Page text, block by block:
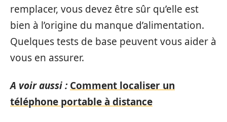
remplacer, vous devez être sûr qu’elle est
bien à l’origine du manque d’alimentation.
Quelques tests de base peuvent vous aider à
vous en assurer.
A voir aussi : Comment localiser un
téléphone portable à distance